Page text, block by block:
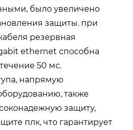
было увеличено
защиты. при
резервная
ethernet способна
50 мс.
напрямую
также
защиту,
плк, что гарантирует